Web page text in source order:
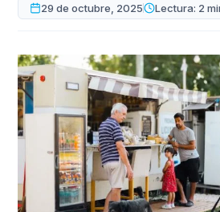
29 de octubre, 2025 Lectura: 2